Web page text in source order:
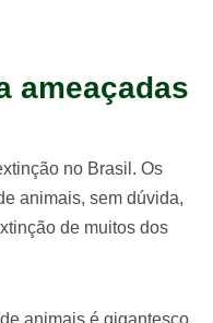
ameaçadas
no Brasil. Os
animais, sem dúvida,
de muitos dos
animais é gigantesco,